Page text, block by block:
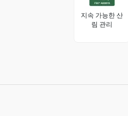
지속 가능한 산
림 관리